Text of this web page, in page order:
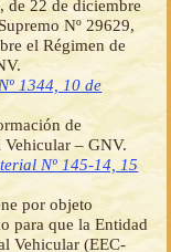
de 22 de diciembre
Nº 29629,
el Régimen de
1344, 10 de
de
Vehicular – GNV.
Nº 145-14, 15
por objeto
para que la Entidad
Vehicular (EEC-